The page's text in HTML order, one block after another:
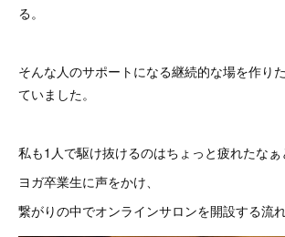
る。
そんな人のサポートになる継続的な場を作り
ていました。
私も1人で駆け抜けるのはちょっと疲れたな
ヨガ卒業生に声をかけ、
繋がりの中でオンラインサロンを開設する流